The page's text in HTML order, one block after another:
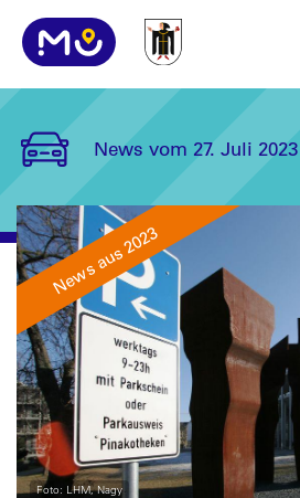
News vom 27. Juli 2023
Foto: LHM, Nagy
News aus 2023